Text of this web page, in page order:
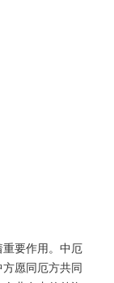
要作用。中厄
愿同厄方共同